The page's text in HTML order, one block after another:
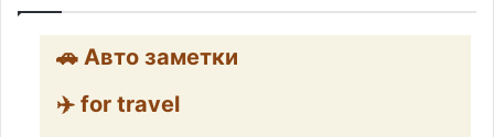
🚗 Авто заметки
✈️ for travel